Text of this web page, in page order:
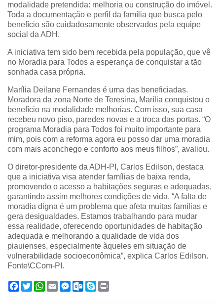
modalidade pretendida: melhoria ou construção do imóvel.
Toda a documentação e perfil da família que busca pelo
benefício são cuidadosamente observados pela equipe
social da ADH.
A iniciativa tem sido bem recebida pela população, que vê
no Moradia para Todos a esperança de conquistar a tão
sonhada casa própria.
Marília Deilane Fernandes é uma das beneficiadas.
Moradora da zona Norte de Teresina, Marília conquistou o
benefício na modalidade melhorias. Com isso, sua casa
recebeu novo piso, paredes novas e a troca das portas. “O
programa Moradia para Todos foi muito importante para
mim, pois com a reforma agora eu posso dar uma moradia
com mais aconchego e conforto aos meus filhos”, avaliou.
O diretor-presidente da ADH-PI, Carlos Edilson, destaca
que a iniciativa visa atender famílias de baixa renda,
promovendo o acesso a habitações seguras e adequadas,
garantindo assim melhores condições de vida. “A falta de
moradia digna é um problema que afeta muitas famílias e
gera desigualdades. Estamos trabalhando para mudar
essa realidade, oferecendo oportunidades de habitação
adequada e melhorando a qualidade de vida dos
piauienses, especialmente àqueles em situação de
vulnerabilidade socioeconômica”, explica Carlos Edilson.
Fonte\CCom-PI.
F
a
T
w
W
h
E
m
M
e
O
u
S
k